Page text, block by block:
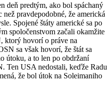
deň predtým, ako bol spáchaný
pravdepodobné, že americká
Spojené štáty americké sa po
spoločenstvom začali okamžite
ktorý hovorí o práve na
sa však hovorí, že štát sa
útoku, a to len po obdržaní
Ten USA nedostali, keďže Radu
že bol útok na Soleimaniho